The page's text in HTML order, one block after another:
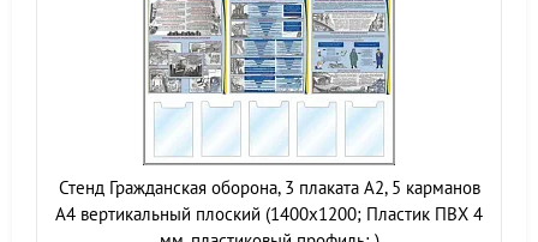
Стенд Гражданская оборона, 3 плаката А2, 5 карманов
А4 вертикальный плоский (1400х1200; Пластик ПВХ 4